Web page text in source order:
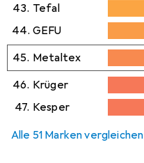
43. Tefal
44. GEFU
45. Metaltex
46. Krüger
47. Kesper
Alle 51 Marken vergleichen